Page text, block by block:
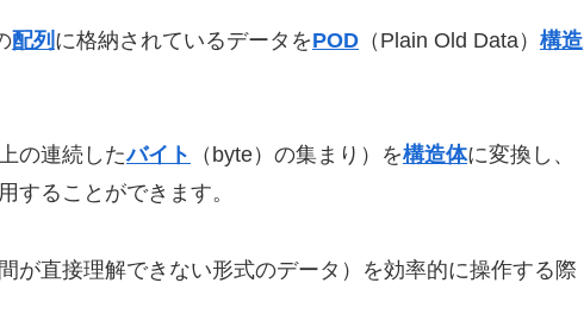
配列 に格納されているデータをPOD （Plain Old Data） 構造
の連続したバイト （byte）の集まり）を構造体に変換し、
することができます。
が直接理解できない形式のデータ）を効率的に操作する際